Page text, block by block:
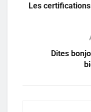
Les
Dites